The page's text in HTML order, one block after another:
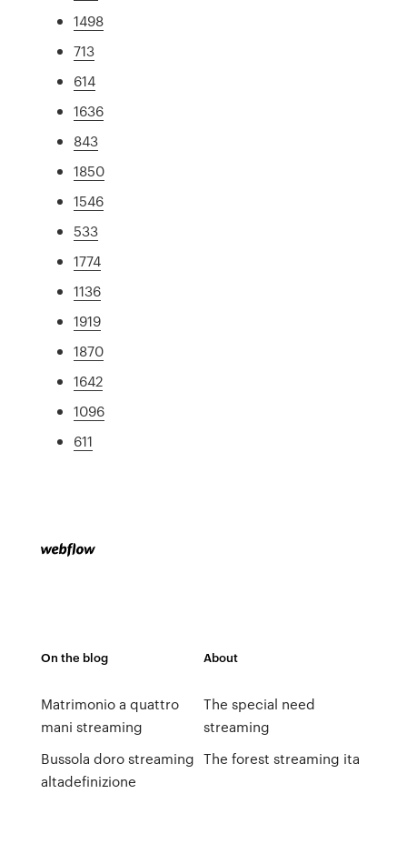
1498
713
614
1636
843
1850
1546
533
1774
1136
1919
1870
1642
1096
611
On the blog
Matrimonio a quattro
mani streaming
Bussola doro streaming
altadefinizione
About
The special need
streaming
The forest streaming ita